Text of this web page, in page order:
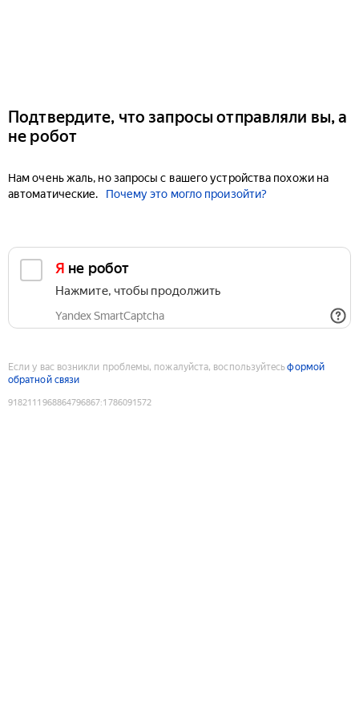
Подтвердите, что запросы отправляли вы, а
не робот
Нам очень жаль, но запросы с вашего устройства похожи на
автоматические.
Почему это могло произойти?
Я не робот
Нажмите, чтобы продолжить
Yandex SmartCaptcha
Если у вас возникли проблемы, пожалуйста, воспользуйтесьформой
обратной связи
9182111968864796867:1786091572